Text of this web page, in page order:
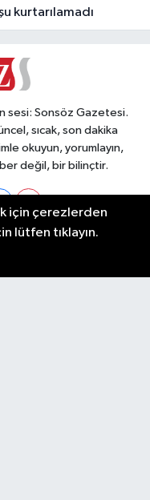
kurtarılamadı
sesi: Sonsöz Gazetesi.
sıcak, son dakika
okuyun, yorumlayın,
değil, bir bilinçtir.
için çerezlerden
lütfen tıklayın.